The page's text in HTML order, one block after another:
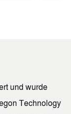
und wurde
Technology